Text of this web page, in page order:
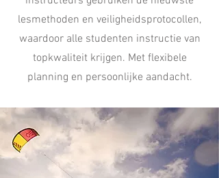
lesmethoden en veiligheidsprotocollen,
waardoor alle studenten instructie van
topkwaliteit krijgen. Met flexibele
planning en persoonlijke aandacht.